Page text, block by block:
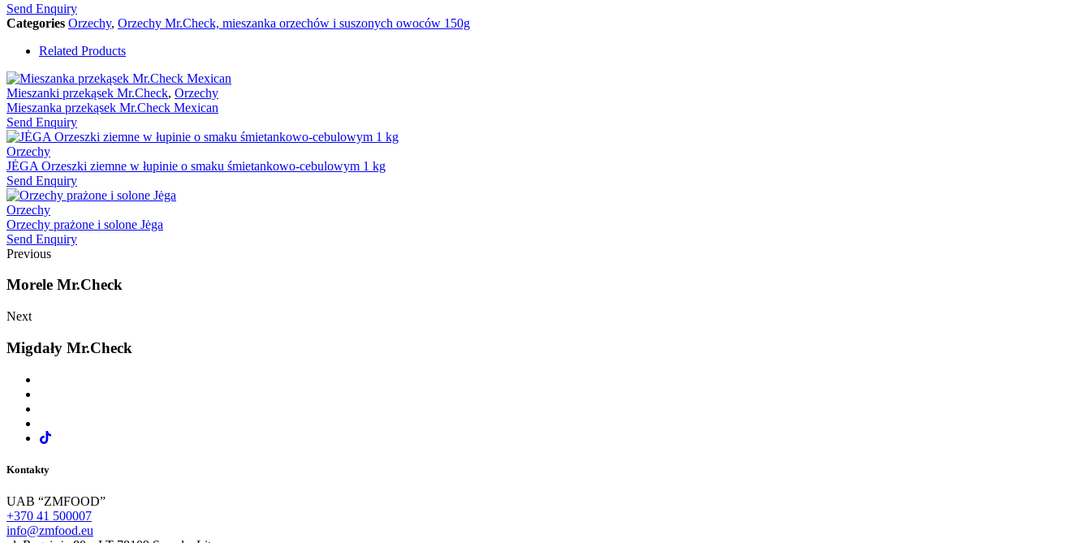
Send Enquiry
Categories Orzechy, Orzechy Mr.Check, mieszanka orzechów i suszonych owoców 150g
Related Products
Mieszanki przekąsek Mr.Check, Orzechy
Mieszanka przekąsek Mr.Check Mexican
Send Enquiry
Orzechy
JĖGA Orzeszki ziemne w łupinie o smaku śmietankowo-cebulowym 1 kg
Send Enquiry
Orzechy
Orzechy prażone i solone Jėga
Send Enquiry
Previous
Morele Mr.Check
Next
Migdały Mr.Check
Kontakty
UAB “ZMFOOD”
+370 41 500007
info@zmfood.eu